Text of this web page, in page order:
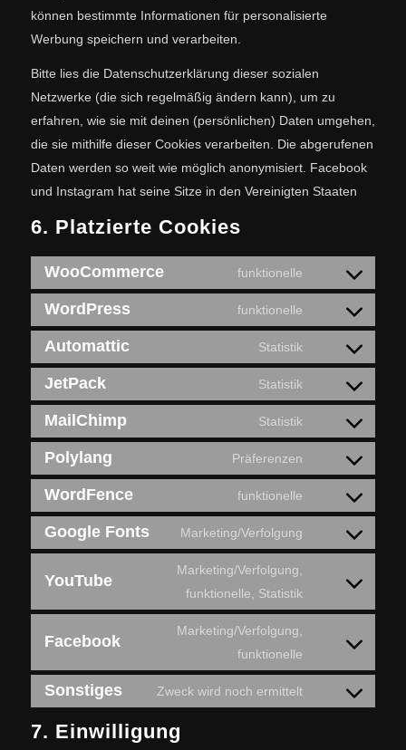
können bestimmte Informationen für personalisierte
Werbung speichern und verarbeiten.
Bitte lies die Datenschutzerklärung dieser sozialen
Netzwerke (die sich regelmäßig ändern kann), um zu
erfahren, wie sie mit deinen (persönlichen) Daten umgehen,
die sie mithilfe dieser Cookies verarbeiten. Die abgerufenen
Daten werden so weit wie möglich anonymisiert. Facebook
und Instagram hat seine Sitze in den Vereinigten Staaten
6. Platzierte Cookies
WooCommerce funktionelle
WordPress funktionelle
Automattic Statistik
JetPack Statistik
MailChimp Statistik
Polylang Präferenzen
WordFence funktionelle
Google Fonts Marketing/Verfolgung
YouTube
Marketing/Verfolgung,
funktionelle, Statistik
Facebook
Marketing/Verfolgung,
funktionelle
Sonstiges Zweck wird noch ermittelt
7. Einwilligung